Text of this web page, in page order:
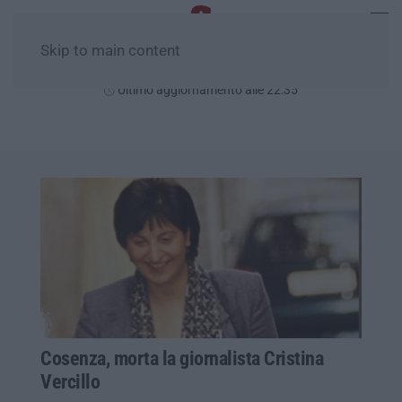
Skip to main content
Ultimo aggiornamento alle 22:35
Cosenza, morta la giornalista Cristina
Vercillo